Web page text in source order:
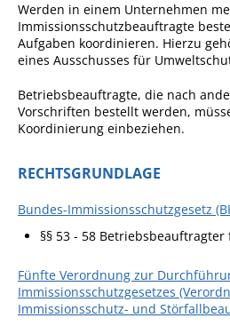
Kirchen
MEIN
Paten
Werden in einem Unternehmen
Immissionsschutzbeauftragte
Aufgaben koordinieren. Hierzu
eines Ausschusses für
Betriebsbeauftragte, die nach
Vorschriften bestellt werden,
Koordinierung einbeziehen.
RECHTSGRUNDLAGE
Bundes-Immissionsschutzgesetz
§§ 53 - 58
Fünfte Verordnung zur
Immissionsschutzgesetzes
Immissionsschutz- und